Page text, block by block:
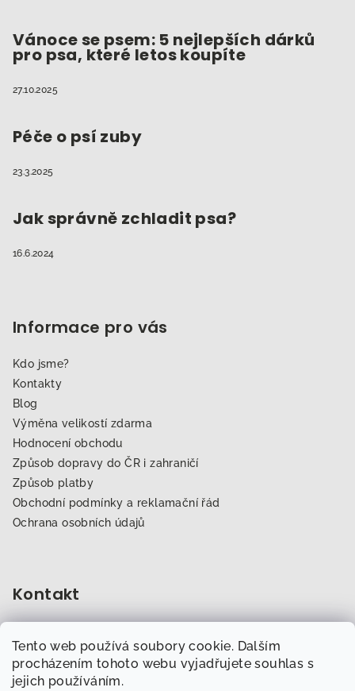
Tento web používá soubory cookie. Dalším
procházením tohoto webu vyjadřujete souhlas s
jejich používáním.
Vánoce se psem: 5 nejlepších dárků
pro psa, které letos koupíte
27.10.2025
Péče o psí zuby
23.3.2025
Jak správně zchladit psa?
16.6.2024
Informace pro vás
Kdo jsme?
Kontakty
Blog
Výměna velikostí zdarma
Hodnocení obchodu
Způsob dopravy do ČR i zahraničí
Způsob platby
Obchodní podmínky a reklamační řád
Ochrana osobních údajů
Kontakt
702 007 759